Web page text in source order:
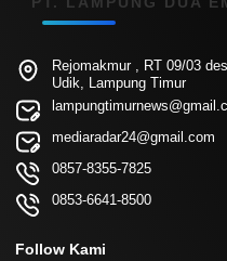
Rejomakmur , RT 09/03
Udik, Lampung Timur
mediaradar24@gmail.com
0857-8355-7825
0853-6641-8500
Follow Kami